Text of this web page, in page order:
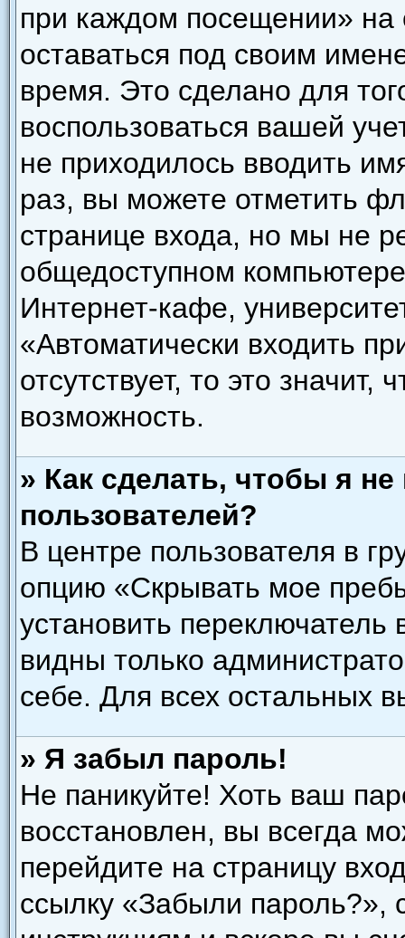
при каждом посещении» на
оставаться под своим
время. Это сделано для
воспользоваться вашей
не приходилось вводить
раз, вы можете отметить
странице входа, но мы не
общедоступном
Интернет-кафе,
«Автоматически входить
отсутствует, то это
возможность.
» Как сделать, чтобы я
пользователей?
В центре пользователя в
опцию «Скрывать мое
установить
видны только
себе. Для всех остальных
» Я забыл пароль!
Не паникуйте! Хоть ваш
восстановлен, вы всегда
перейдите на страницу
ссылку «Забыли пароль?»,